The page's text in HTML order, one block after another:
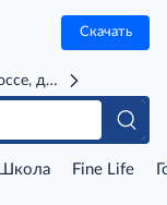
Скачать
д. 71Г (м. Речной
Школа Fine Life